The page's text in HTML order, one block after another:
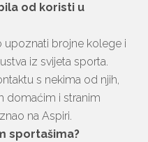
od koristi u
upoznati brojne kolege i
iz svijeta sporta.
s nekima od njih,
domaćim i stranim
na Aspiri.
sportašima?